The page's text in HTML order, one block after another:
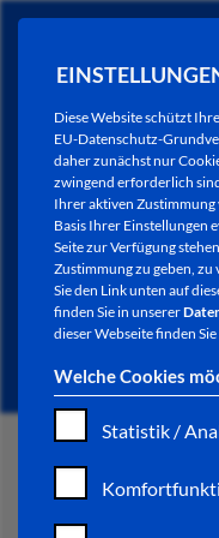
Diese Website schützt
EU-Datenschutz-
daher zunächst nur
zwingend erforderlich
Ihrer aktiven Zustimmung
Basis Ihrer Einstellungen
Seite zur Verfügung
Zustimmung zu geben,
Sie den Link unten auf
finden Sie in unserer
dieser Webseite finden
Welche Cookies
Statistik /
START